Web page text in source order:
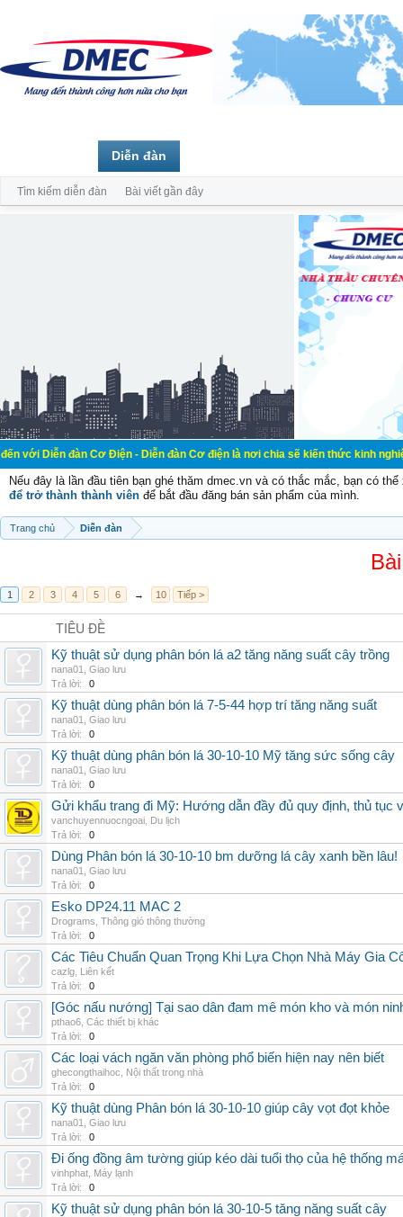
đàn Cơ Điện - Diễn đàn Cơ điện là nơi chia sẽ kiến thức kinh nghiệm
Nếu đây là lần đầu tiên bạn ghé thăm dmec.vn và có thắc mắc, bạn có
để trở thành thành viên để bắt đầu đăng bán sản phẩm của mình.
Trang chủ Diễn đàn
1 2 3 4 5 6 → 10 Tiếp >
TIÊU ĐỀ
Kỹ thuật sử dụng phân bón lá a2 tăng năng suất cây trồng
nana01
Giao lưu
Trả lời:
0
Kỹ thuật dùng phân bón lá 7-5-44 hợp trí tăng năng suất
nana01
Giao lưu
Trả lời:
0
Kỹ thuật dùng phân bón lá 30-10-10 Mỹ tăng sức sống cây
nana01
Giao lưu
Trả lời:
0
Gửi khẩu trang đi Mỹ: Hướng dẫn đầy đủ quy định, thủ tục
vanchuyennuocngoai Du lịch
Trả lời:
0
Dùng Phân bón lá 30-10-10 bm dưỡng lá cây xanh bền lâu!
nana01
Giao lưu
Trả lời:
0
Esko DP24.11 MAC 2
Drograms Thông gió thông thường
Trả lời:
0
Các Tiêu Chuẩn Quan Trọng Khi Lựa Chọn Nhà Máy Gia
cazlg Liên kết
Trả lời:
0
[Góc nấu nướng] Tại sao dân đam mê món kho và món
pthao6 Các thiết bị khác
Trả lời:
0
Các loại vách ngăn văn phòng phổ biến hiện nay nên biết
ghecongthaihoc
Nội thất trong nhà
Trả lời:
0
Kỹ thuật dùng Phân bón lá 30-10-10 giúp cây vọt đọt khỏe
nana01
Giao lưu
Trả lời:
0
Đi ống đồng âm tường giúp kéo dài tuổi thọ của hệ thống
vinhphat Máy lạnh
Trả lời:
0
Kỹ thuật sử dụng phân bón lá 30-10-5 tăng năng suất cây
Diễn đàn
Tìm kiếm diễn đàn Bài viết gần đây